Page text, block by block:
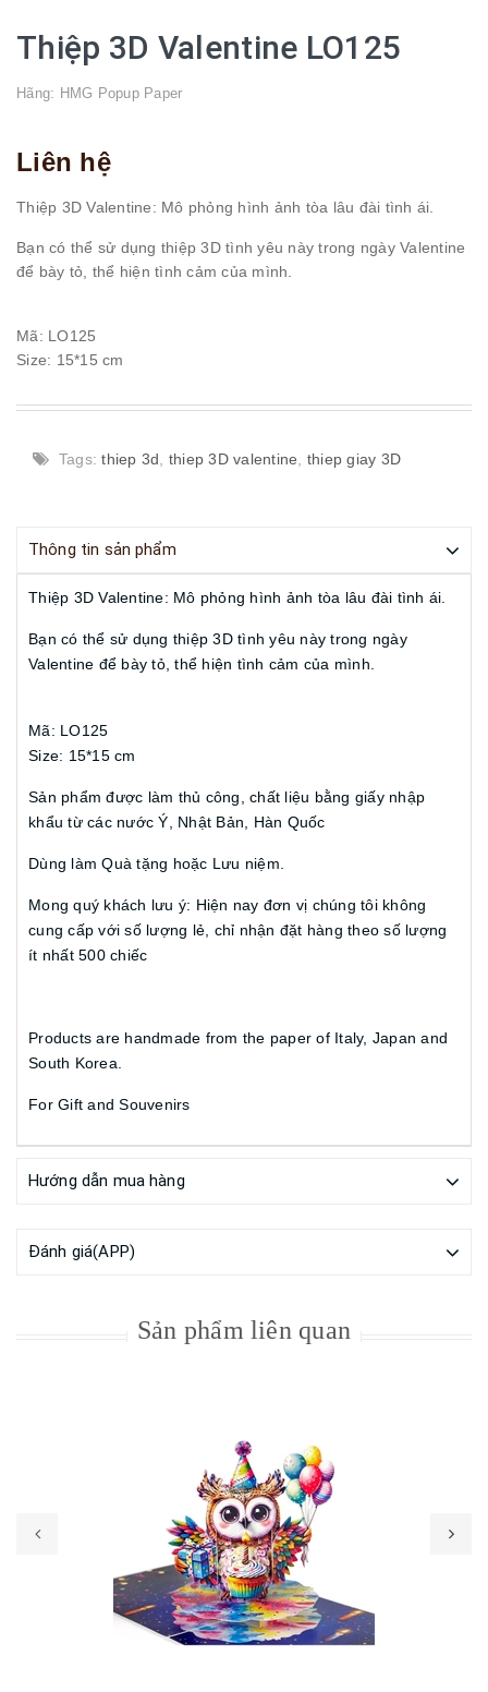
Thiệp 3D Valentine LO125
Hãng: HMG Popup Paper
Liên hệ
Thiệp 3D Valentine: Mô phỏng hình ảnh tòa lâu đài tình ái.
Bạn có thể sử dụng thiệp 3D tình yêu này trong ngày Valentine
để bày tỏ, thể hiện tình cảm của mình.
Mã: LO125
Size: 15*15 cm
Tags: thiep 3d thiep 3D valentine thiep giay 3D
Thông tin sản phẩm
Thiệp 3D Valentine: Mô phỏng hình ảnh tòa lâu đài tình ái.
Bạn có thể sử dụng thiệp 3D tình yêu này trong ngày
Valentine để bày tỏ, thể hiện tình cảm của mình.
Mã: LO125
Size: 15*15 cm
Sản phẩm được làm thủ công, chất liệu bằng giấy nhập
khẩu từ các nước Ý, Nhật Bản, Hàn Quốc
Dùng làm Quà tặng hoặc Lưu niệm.
Mong quý khách lưu ý: Hiện nay đơn vị chúng tôi không
cung cấp với số lượng lẻ, chỉ nhận đặt hàng theo số lượng
ít nhất 500 chiếc
Products are handmade from the paper of Italy, Japan and
South Korea.
For Gift and Souvenirs
Hướng dẫn mua hàng
Đánh giá(APP)
Sản phẩm liên quan